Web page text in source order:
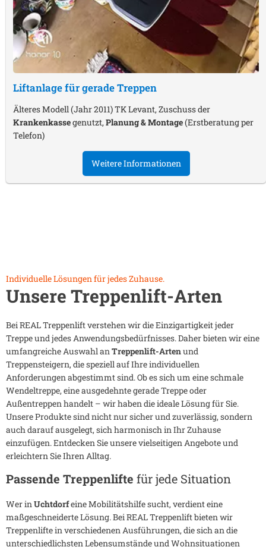
Liftanlage für gerade Treppen
Älteres Modell (Jahr 2011) TK Levant, Zuschuss der
Krankenkassegenutzt,Planung & Montage(Erstberatung per
Telefon)
Weitere Informationen
Individuelle Lösungen für jedes Zuhause.
Unsere Treppenlift-Arten
Bei REAL Treppenlift verstehen wir die Einzigartigkeit jeder
Treppe und jedes Anwendungsbedürfnisses. Daher bieten wir eine
umfangreiche Auswahl anTreppenlift-Artenund
Treppensteigern, die speziell auf Ihre individuellen
Anforderungen abgestimmt sind. Ob es sich um eine schmale
Wendeltreppe, eine ausgedehnte gerade Treppe oder
Außentreppen handelt – wir haben die ideale Lösung für Sie.
Unsere Produkte sind nicht nur sicher und zuverlässig, sondern
auch darauf ausgelegt, sich harmonisch in Ihr Zuhause
einzufügen. Entdecken Sie unsere vielseitigen Angebote und
erleichtern Sie Ihren Alltag.
Passende Treppenlifte für jede Situation
Wer inUchtdorfeine Mobilitätshilfe sucht, verdient eine
maßgeschneiderte Lösung. Bei REAL Treppenlift bieten wir
Treppenlifte in verschiedenen Ausführungen, die sich an die
unterschiedlichsten Lebensumstände und Wohnsituationen